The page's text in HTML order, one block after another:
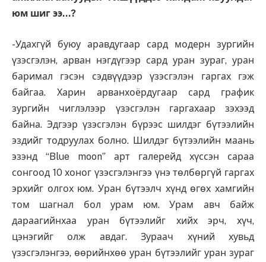
юм шиг ээ…?
-Удахгүй буюу аравдугаар сард модерн зургийн
үзэсгэлэн, арван нэгдүгээр сард уран зураг, уран
баримал гэсэн сэдвүүдээр үзэсгэлэн гаргах гэж
байгаа. Харин арванхоёрдугаар сард график
зургийн чиглэлээр үзэсгэлэн гаргахаар зэхээд
байна. Эдгээр үзэсгэлэн бүрээс шилдэг бүтээлийн
эздийг тодруулах болно. Шилдэг бүтээлийн маань
эзэнд “Blue moon” арт галерейд хүссэн сараа
сонгоод 10 хоног үзэсгэлэнгээ үнэ төлбөргүй гаргах
эрхийг олгох юм. Уран бүтээлч хүнд өгөх хамгийн
том шагнал бол урам юм. Урам авч байж
дараагийнхаа уран бүтээлийг хийх эрч, хүч,
цэнэгийг олж авдаг. Зураач хүний хувьд
үзэсгэлэнгээ, өөрийнхөө уран бүтээлийг уран зураг